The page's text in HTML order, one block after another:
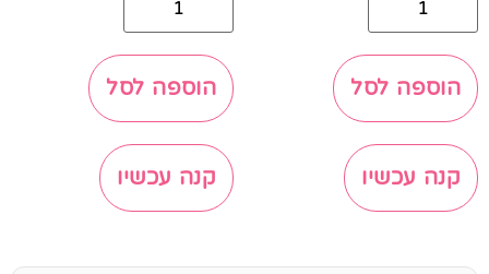
הוספה לסל
קנה עכשיו
הוספה לסל
קנה עכשיו